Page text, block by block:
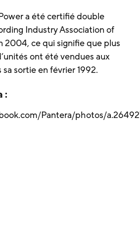
a été certifié double
Industry Association of
2004, ce qui signifie que plus
ont été vendues aux
sortie en février 1992.
:
Pantera/photos/